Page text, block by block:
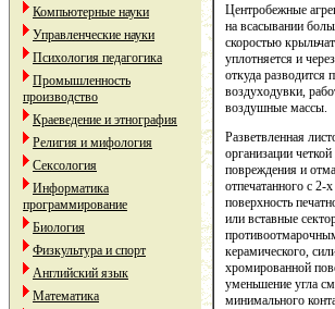
Компьютерные науки
Управленческие науки
Психология педагогика
Промышленность
производство
Краеведение и этнография
Религия и мифология
Сексология
Информатика
программирование
Биология
Физкультура и спорт
Английский язык
Математика
Центробежные
на всасывании
скоростью
уплотняется и
откуда разводится
воздуходувки,
воздушные массы.
Разветвленная
организации
повреждения и
отпечатанного с
поверхность
или вставные
керамического,
хромированной
уменьшение угла
минимального